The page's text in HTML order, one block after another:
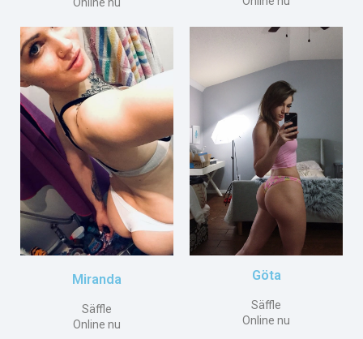
Miranda
Säffle
Online nu
Göta
Säffle
Online nu